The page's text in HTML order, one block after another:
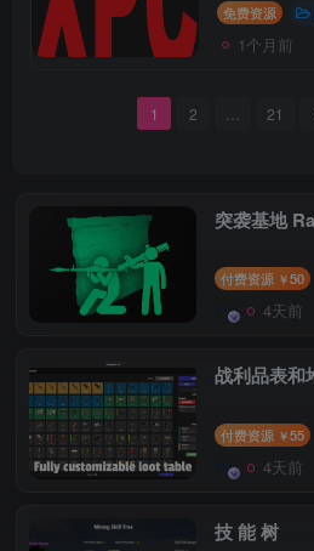
免费资源
1个月前
1 2 21
突袭基地
付费资源 ￥50
4天前
战利品表和
付费资源 ￥55
4天前
技 能 树